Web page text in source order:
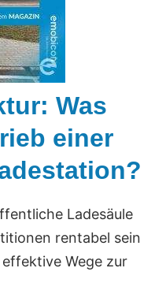
Was
einer
Ladesäule
rentabel sein
Wege zur